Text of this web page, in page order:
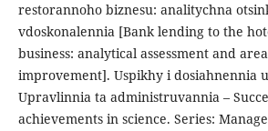
restorannoho biznesu: analitychna
vdoskonalennia [Bank lending to the
business: analytical assessment and
improvement]. Uspikhy i dosiahnennia
Upravlinnia ta administruvannia –
achievements in science. Series: